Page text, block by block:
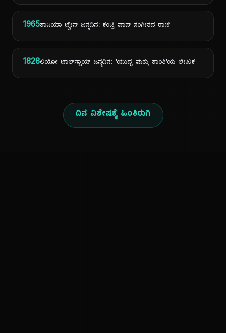
1965ಶಾನಿಯಾ ಟ್ವೇನ್ ಜನ್ಮದಿನ: ಕಂಟ್ರಿ ಪಾಪ್ ಸಂಗೀತದ ರಾಣಿ
1828ಲಿಯೋ ಟಾಲ್‌ಸ್ಟಾಯ್ ಜನ್ಮದಿನ: 'ಯುದ್ಧ ಮತ್ತು ಶಾಂತಿ'ಯ ಲೇಖಕ
ದಿನ ವಿಶೇಷಕ್ಕೆ ಹಿಂತಿರುಗಿ